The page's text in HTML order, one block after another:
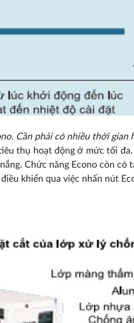
Cần phải có nhiều thời
thụ hoạt động ở mức tối
Chức năng Econo còn
khiển qua việc nhấn nút